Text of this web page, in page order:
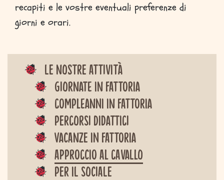
recapiti e le vostre eventuali preferenze di
giorni e orari.
Le nostre attività
Giornate in fattoria
Compleanni in fattoria
Percorsi didattici
Vacanze in fattoria
Approccio al cavallo
Per il sociale